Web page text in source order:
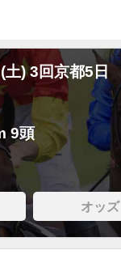
土) 3回京都5日
9頭
オッズ